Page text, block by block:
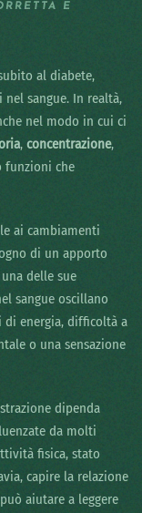
E
al diabete,
sangue. In realtà,
nel modo in cui ci
, concentrazione,
funzioni che
ai cambiamenti
di un apporto
delle sue
sangue oscillano
di energia, difficoltà a
o una sensazione
dipenda
da molti
fisica, stato
capire la relazione
aiutare a leggere